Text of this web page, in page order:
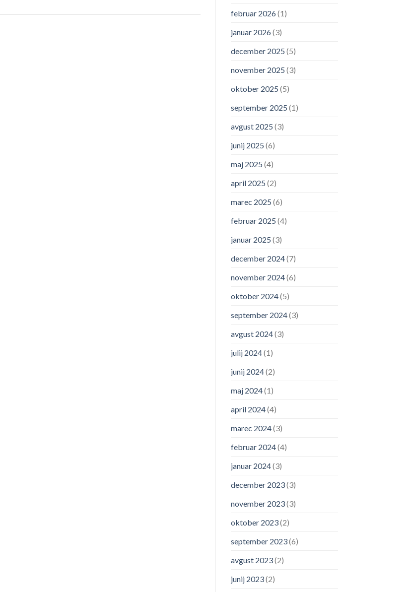
februar 2026(1)
januar 2026(3)
december 2025 (5)
november 2025 (3)
oktober 2025 (5)
september 2025 (1)
avgust 2025 (3)
junij 2025 (6)
maj 2025 (4)
april 2025 (2)
marec 2025 (6)
februar 2025 (4)
januar 2025 (3)
december 2024(7)
november 2024(6)
oktober 2024(5)
september 2024(3)
avgust 2024(3)
julij 2024(1)
junij 2024(2)
maj 2024(1)
april 2024(4)
marec 2024(3)
februar 2024(4)
januar 2024(3)
december 2023(3)
november 2023(3)
oktober 2023(2)
september 2023(6)
avgust 2023(2)
junij 2023(2)